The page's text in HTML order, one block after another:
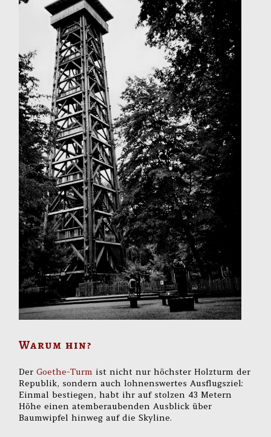
Warum hin?
DerGoethe-Turm ist nicht nur höchster Holzturm der
Republik, sondern auch lohnenswertes Ausflugsziel:
Einmal bestiegen, habt ihr auf stolzen 43 Metern
Höhe einen atemberaubenden Ausblick über
Baumwipfel hinweg auf die Skyline.